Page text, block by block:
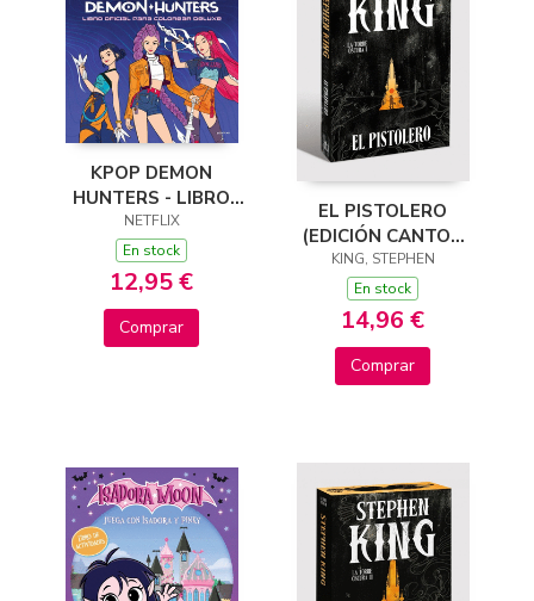
KPOP DEMON
HUNTERS - LIBRO
OFICIAL PARA
COLOREAR DELUXE
NETFLIX
En stock
12,95 €
Comprar
EL PISTOLERO
(EDICIÓN CANTOS
TINTADOS) (LA
TORRE OSCURA 1)
KING, STEPHEN
En stock
14,96 €
Comprar